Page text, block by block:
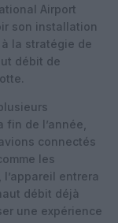
Airport
son installation
la stratégie de
débit de
de l’année,
connectés
les
l’appareil entrera
débit déjà
une expérience